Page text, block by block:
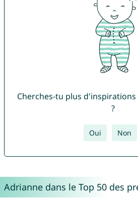
Cherches-tu plus
?
Oui Non
Adrianne dans le Top 50 des